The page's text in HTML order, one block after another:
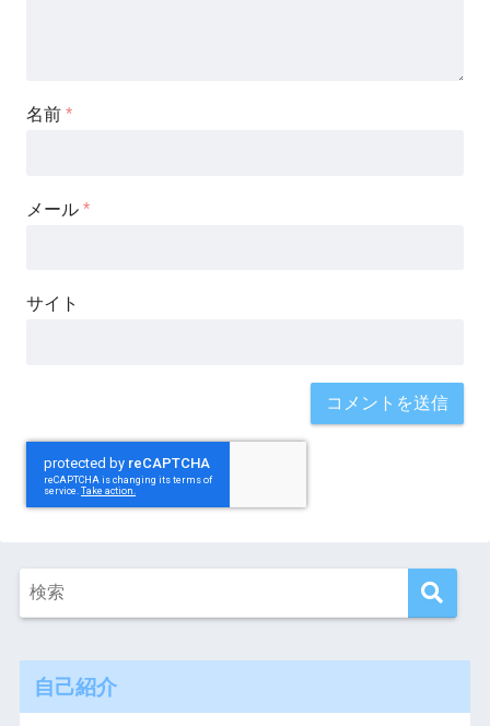
名前 *
メール *
サイト
自己紹介